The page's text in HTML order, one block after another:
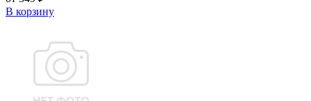
В корзину